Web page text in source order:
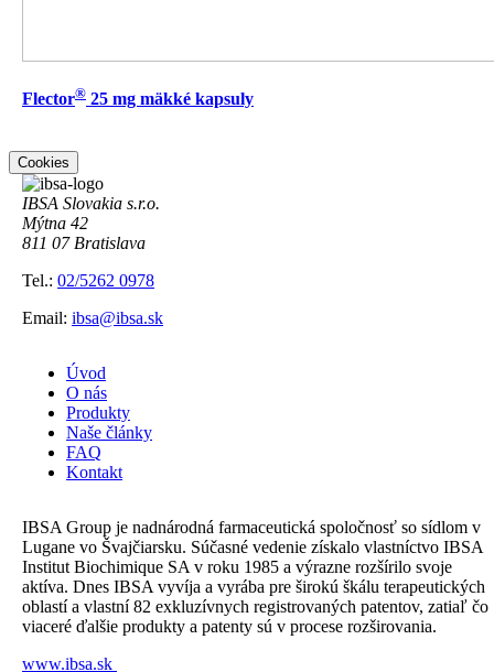
Flector® 25 mg mäkké kapsuly
Cookies
IBSA Slovakia s.r.o.
Mýtna 42
811 07 Bratislava
Tel.: 02/5262 0978
Email: ibsa@ibsa.sk
Úvod
O nás
Produkty
Naše články
FAQ
Kontakt
IBSA Group je nadnárodná farmaceutická spoločnosť so sídlom v
Lugane vo Švajčiarsku. Súčasné vedenie získalo vlastníctvo IBSA
Institut Biochimique SA v roku 1985 a výrazne rozšírilo svoje
aktíva. Dnes IBSA vyvíja a vyrába pre širokú škálu terapeutických
oblastí a vlastní 82 exkluzívnych registrovaných patentov, zatiaľ čo
viaceré ďalšie produkty a patenty sú v procese rozširovania.
www.ibsa.sk